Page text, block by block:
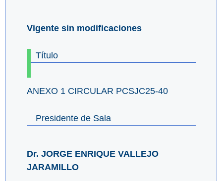
Vigente sin modificaciones
Título
ANEXO 1 CIRCULAR PCSJC25-40
Presidente de Sala
Dr. JORGE ENRIQUE VALLEJO
JARAMILLO